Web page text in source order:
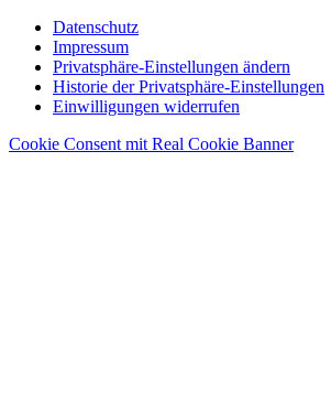
Datenschutz
Impressum
Privatsphäre-Einstellungen ändern
Historie der Privatsphäre-Einstellungen
Einwilligungen widerrufen
Cookie Consent mit Real Cookie Banner